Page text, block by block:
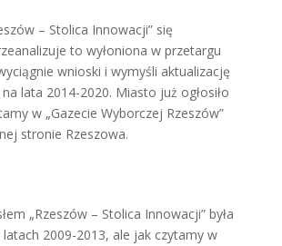
– Stolica Innowacji” się
to wyłoniona w przetargu
wnioski i wymyśli aktualizację
lata 2014-2020. Miasto już ogłosiło
w „Gazecie Wyborczej Rzeszów”
stronie Rzeszowa.
„Rzeszów – Stolica Innowacji” była
2009-2013, ale jak czytamy w